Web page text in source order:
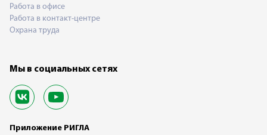
Работа в офисе
Работа в контакт-центре
Охрана труда
Мы в социальных сетях
Приложение РИГЛА